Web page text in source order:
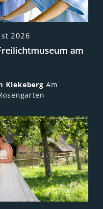
2026
am
KiekebergAm